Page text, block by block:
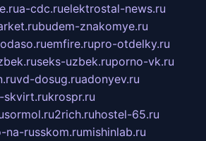
a-cdc.ruelektrostal-news.ru
budem-znakomye.ru
emfire.rupro-otdelky.ru
seks-uzbek.ruporno-vk.ru
vd-dosug.ruadonyev.ru
skvirt.rukrospr.ru
sormol.ru2rich.ruhostel-65.ru
na-russkom.rumishinlab.ru